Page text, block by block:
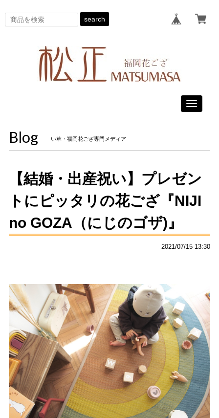
search
Toggle
Blog い草・福岡花ござ専門メディア
【結婚・出産祝い】プレゼン
トにピッタリの花ござ『NIJI
no GOZA（にじのゴザ)』
2021/07/15 13:30